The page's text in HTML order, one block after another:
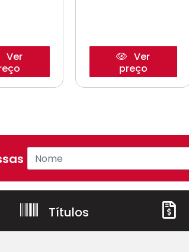
Ver
Ver
preço
ofertas!
Títulos